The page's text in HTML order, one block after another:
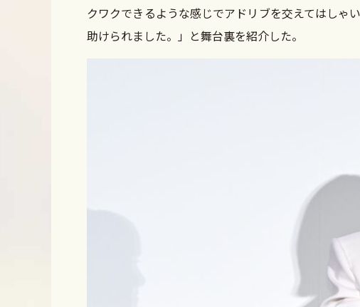
クワクできるような感じでアドリブを交えてはしゃ
助けられました。」と舞台裏を紹介した。